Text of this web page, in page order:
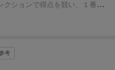
クションで得点を競い、１番得
勝利する陣取りゲームです。
Ｌの動画をご参照ください。
考